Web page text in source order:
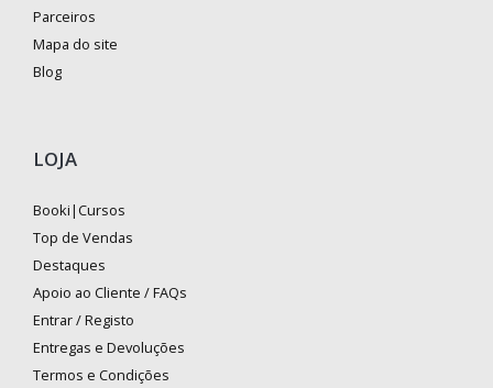
Parceiros
Mapa do site
Blog
LOJA
Booki|Cursos
Top de Vendas
Destaques
Apoio ao Cliente / FAQs
Entrar / Registo
Entregas e Devoluções
Termos e Condições